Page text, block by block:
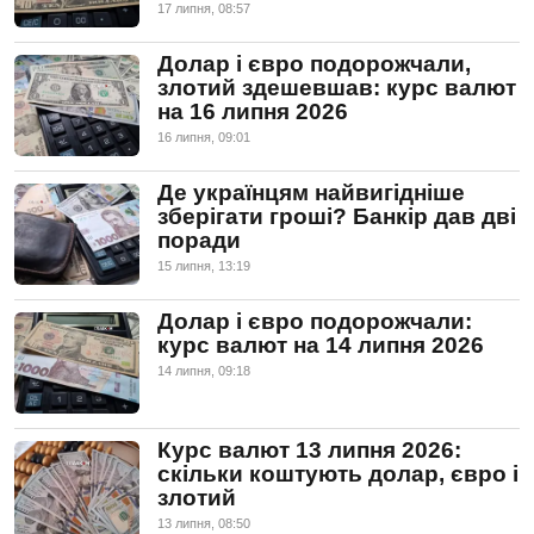
17 липня, 08:57
Долар і євро подорожчали,
злотий здешевшав: курс валют
на 16 липня 2026
16 липня, 09:01
Де українцям найвигідніше
зберігати гроші? Банкір дав дві
поради
15 липня, 13:19
Долар і євро подорожчали:
курс валют на 14 липня 2026
14 липня, 09:18
Курс валют 13 липня 2026:
скільки коштують долар, євро і
злотий
13 липня, 08:50